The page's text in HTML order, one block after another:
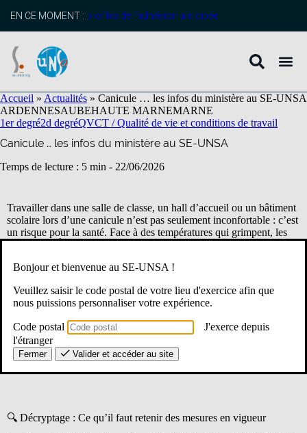
principal
EN CE MOMENT : profitez de l’adhésion anticipée
Accueil » Actualités » Canicule … les infos du ministère au SE-UNSA
ARDENNESAUBEHAUTE MARNEMARNE
1er degré2d degréQVCT / Qualité de vie et conditions de travail
Canicule … les infos du ministère au SE-UNSA
Temps de lecture : 5 min - 22/06/2026
Travailler dans une salle de classe, un hall d’accueil ou un bâtiment
scolaire lors d’une canicule n’est pas seulement inconfortable : c’est
un risque pour la santé. Face à des températures qui grimpent, les
agents de l’Éducation nationale se retrouvent souvent en première
crise qui repose trop sur leur capacité à « tenir » malgré les
Le SE-UNSA ne peut accepter que votre santé soit mise à mal par
un manque d’anticipation structurelle. Nous décryptons pour vous
les éléments clés des dernières circulaires pour vous donner les
moyens de réagir et de vous protéger.
🔍 Décryptage : Ce qu’il faut retenir des mesures en vigueur
Bonjour et bienvenue au SE-UNSA !
Veuillez saisir le code postal de votre lieu d'exercice afin que
nous puissions personnaliser votre expérience.
Code postal
J'exerce depuis
l'étranger
Fermer Valider et accéder au site